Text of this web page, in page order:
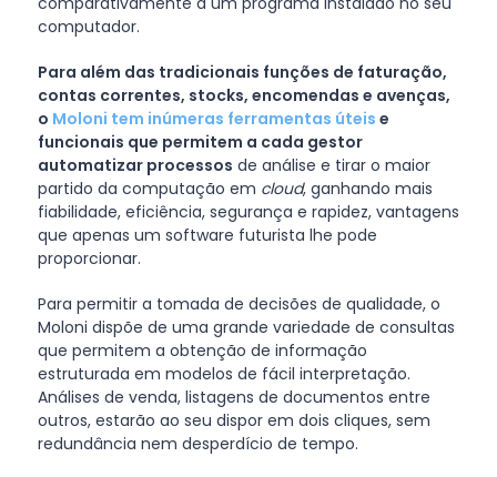
computador.
Para além das tradicionais funções de faturação,
contas correntes, stocks, encomendas e avenças,
o Moloni tem inúmeras ferramentas úteis e
funcionais que permitem a cada gestor
automatizar processos de análise e tirar o maior
partido da computação em cloud, ganhando mais
fiabilidade, eficiência, segurança e rapidez, vantagens
que apenas um software futurista lhe pode
proporcionar.
Para permitir a tomada de decisões de qualidade, o
Moloni dispõe de uma grande variedade de consultas
que permitem a obtenção de informação
estruturada em modelos de fácil interpretação.
Análises de venda, listagens de documentos entre
outros, estarão ao seu dispor em dois cliques, sem
redundância nem desperdício de tempo.